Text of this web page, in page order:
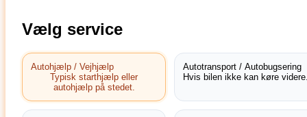
Vælg service
Autohjælp / Vejhjælp
Typisk starthjælp eller
autohjælp på stedet.
Autotransport / Autobugsering
Hvis bilen ikke kan køre